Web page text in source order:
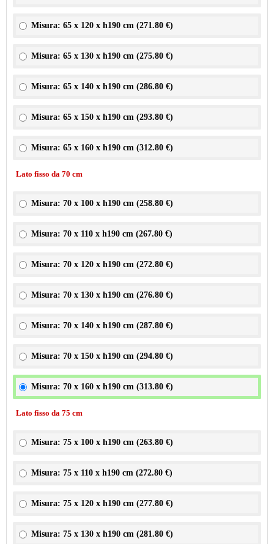
Misura: 65 x 120 x h190 cm (271.80 €)
Misura: 65 x 130 x h190 cm (275.80 €)
Misura: 65 x 140 x h190 cm (286.80 €)
Misura: 65 x 150 x h190 cm (293.80 €)
Misura: 65 x 160 x h190 cm (312.80 €)
Lato fisso da 70 cm
Misura: 70 x 100 x h190 cm (258.80 €)
Misura: 70 x 110 x h190 cm (267.80 €)
Misura: 70 x 120 x h190 cm (272.80 €)
Misura: 70 x 130 x h190 cm (276.80 €)
Misura: 70 x 140 x h190 cm (287.80 €)
Misura: 70 x 150 x h190 cm (294.80 €)
Misura: 70 x 160 x h190 cm (313.80 €)
Lato fisso da 75 cm
Misura: 75 x 100 x h190 cm (263.80 €)
Misura: 75 x 110 x h190 cm (272.80 €)
Misura: 75 x 120 x h190 cm (277.80 €)
Misura: 75 x 130 x h190 cm (281.80 €)